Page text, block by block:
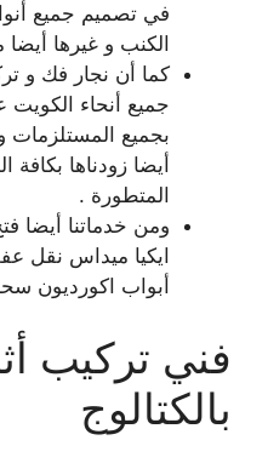
في تصميم جميع
الكنب و غيرها
كما أن نجار فك و
جميع أنحاء الكويت
بجميع المستلزمات
أيضا زودناها بكافة
المتطورة .
ومن خدماتنا أيضا
ايكيا ميداس
أبواب اكورديون
فني تركيب
بالكتالوج